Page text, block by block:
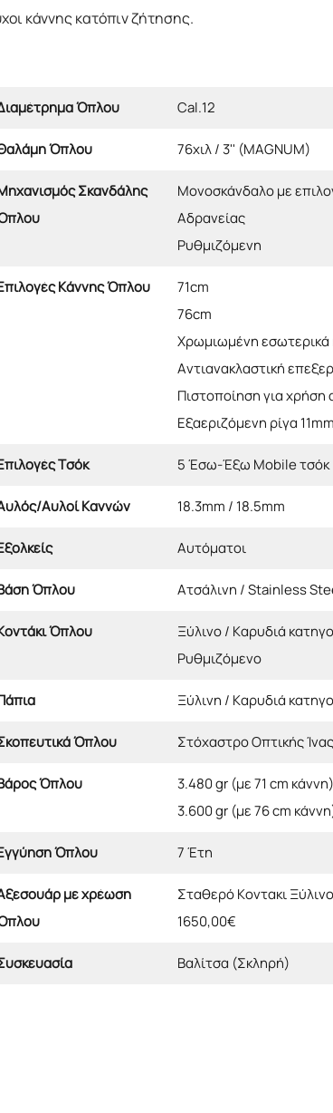
κάννης κατόπιν ζήτησης.
Όπλου Cal.12
Όπλου 76χιλ / 3'' (MAGNUM)
Σκανδάλης
Μονοσκάνδαλο με
Αδρανείας
Ρυθμιζόμενη
Κάννης Όπλου
71cm
76cm
Χρωμιωμένη εσωτερικά
Αντιανακλαστική
Πιστοποίηση για χρήση
Εξαεριζόμενη ρίγα 11mm
Τσόκ 5 Έσω-Έξω Mobile τσόκ
Αυλοί Καννών 18.3mm / 18.5mm
Αυτόματοι
Όπλου Ατσάλινη / Stainless
Όπλου
Ξύλινο / Καρυδιά
Ρυθμιζόμενο
Ξύλινη / Καρυδιά
Όπλου Στόχαστρο Οπτικής Ίνας
Όπλου
3.480 gr (με 71 cm κάννη)
3.600 gr (με 76 cm
Όπλου 7 Έτη
με χρέωση
Σταθερό Κοντακι
1650,00€
Βαλίτσα (Σκληρή)